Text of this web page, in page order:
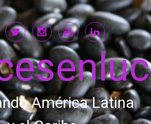
principal
América Latina